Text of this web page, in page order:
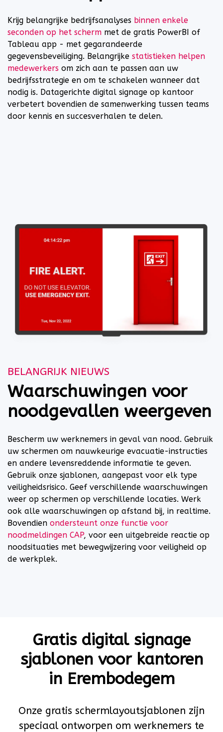
Krijg belangrijke bedrijfsanalyses binnen enkele
seconden op het scherm met de gratis PowerBI of
Tableau app - met gegarandeerde
gegevensbeveiliging. Belangrijke statistieken helpen
medewerkers om zich aan te passen aan uw
bedrijfsstrategie en om te schakelen wanneer dat
nodig is. Datagerichte digital signage op kantoor
verbetert bovendien de samenwerking tussen teams
door kennis en succesverhalen te delen.
BELANGRIJK NIEUWS
Waarschuwingen voor
noodgevallen weergeven
Bescherm uw werknemers in geval van nood. Gebruik
uw schermen om nauwkeurige evacuatie-instructies
en andere levensreddende informatie te geven.
Gebruik onze sjablonen, aangepast voor elk type
veiligheidsrisico. Geef verschillende waarschuwingen
weer op schermen op verschillende locaties. Werk
ook alle waarschuwingen op afstand bij, in realtime.
Bovendien ondersteunt onze functie voor
noodmeldingen CAP, voor een uitgebreide reactie op
noodsituaties met bewegwijzering voor veiligheid op
de werkplek.
Gratis digital signage
sjablonen voor kantoren
in Erembodegem
Onze gratis schermlayoutsjablonen zijn
speciaal ontworpen om werknemers te